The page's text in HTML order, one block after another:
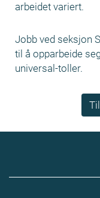
arbeidet variert.
Jobb ved seksjon
til å opparbeide
universal-toller.